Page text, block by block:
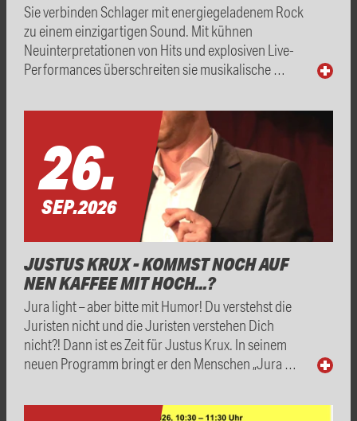
Sie verbinden Schlager mit energiegeladenem Rock
zu einem einzigartigen Sound. Mit kühnen
Neuinterpretationen von Hits und explosiven Live-
Performances überschreiten sie musikalische …
26.
SEP.2026
JUSTUS KRUX - KOMMST NOCH AUF
NEN KAFFEE MIT HOCH...?
Jura light – aber bitte mit Humor! Du verstehst die
Juristen nicht und die Juristen verstehen Dich
nicht?! Dann ist es Zeit für Justus Krux. In seinem
neuen Programm bringt er den Menschen „Jura …